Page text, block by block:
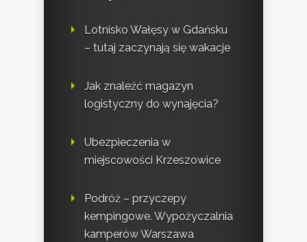
Lotnisko Wałęsy w Gdańsku
– tutaj zaczynają się wakacje
Jak znaleźć magazyn
logistyczny do wynajęcia?
Ubezpieczenia w
miejscowości Krzeszowice
Podróż – przyczepy
kempingowe. Wypożyczalnia
kamperów Warszawa